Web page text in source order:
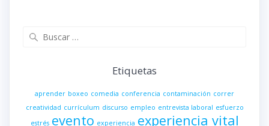
Etiquetas
aprender boxeo comedia conferencia contaminación correr
creatividad currículum discurso empleo entrevista laboral esfuerzo
estrés evento experiencia experiencia vital